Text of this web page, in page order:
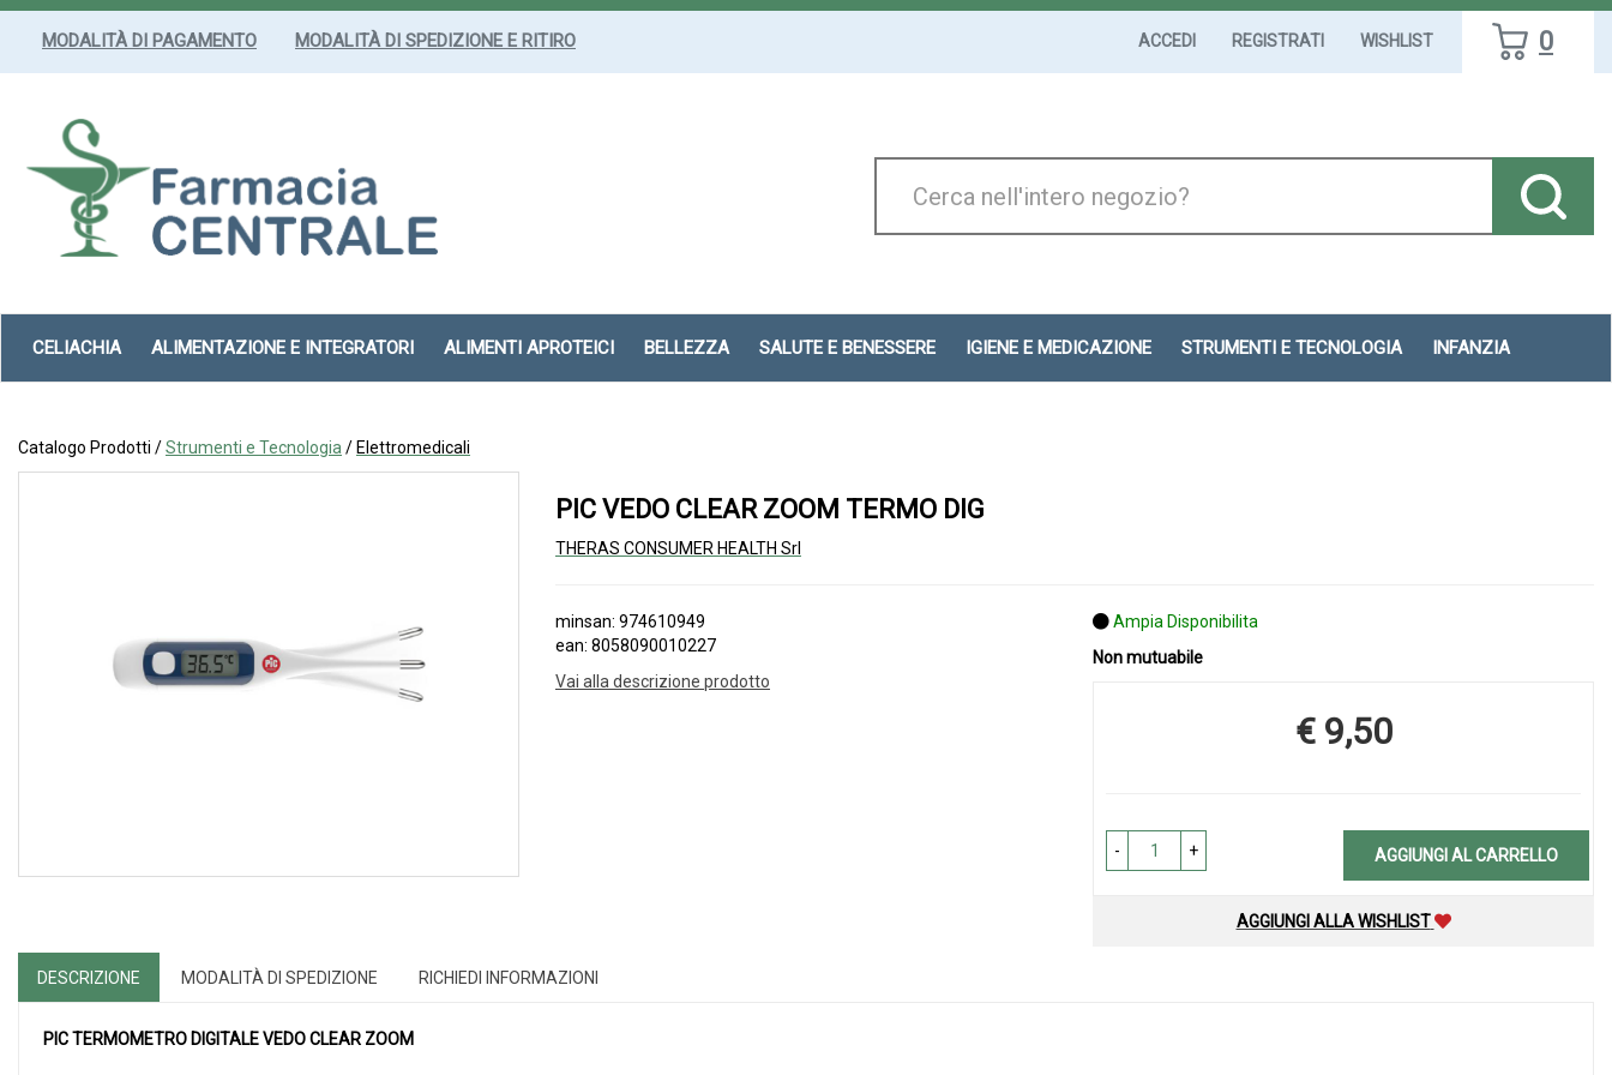
Passa
MODALITÀ DI PAGAMENTO MODALITÀ DI SPEDIZIONE E RITIRO ACCEDI REGISTRATI WISHLIST 0
Prodotto
CELIACHIA ALIMENTAZIONE E INTEGRATORI ALIMENTI APROTEICI BELLEZZA SALUTE E BENESSERE IGIENE E MEDICAZIONE STRUMENTI E TECNOLOGIA INFANZIA
Catalogo Prodotti /Strumenti e Tecnologia / Elettromedicali
PIC VEDO CLEAR ZOOM TERMO DIG
THERAS CONSUMER HEALTH Srl
minsan: 974610949
ean: 8058090010227
Vai alla descrizione prodotto
Ampia Disponibilita
Non mutuabile
Prezzo
€ 9,50
- + AGGIUNGI AL CARRELLO
AGGIUNGI ALLA WISHLIST
DESCRIZIONE MODALITÀ DI SPEDIZIONE RICHIEDI INFORMAZIONI
PIC TERMOMETRO DIGITALE VEDO CLEAR ZOOM